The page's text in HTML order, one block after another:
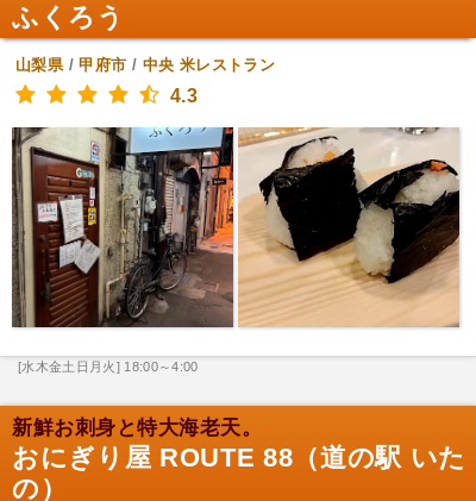
ふくろう
山梨県/甲府市 / 中央 米レストラン
4.3
[水木金土日月火] 18:00～4:00
新鮮お刺身と特大海老天。
おにぎり屋 ROUTE 88（道の駅 いた
の）